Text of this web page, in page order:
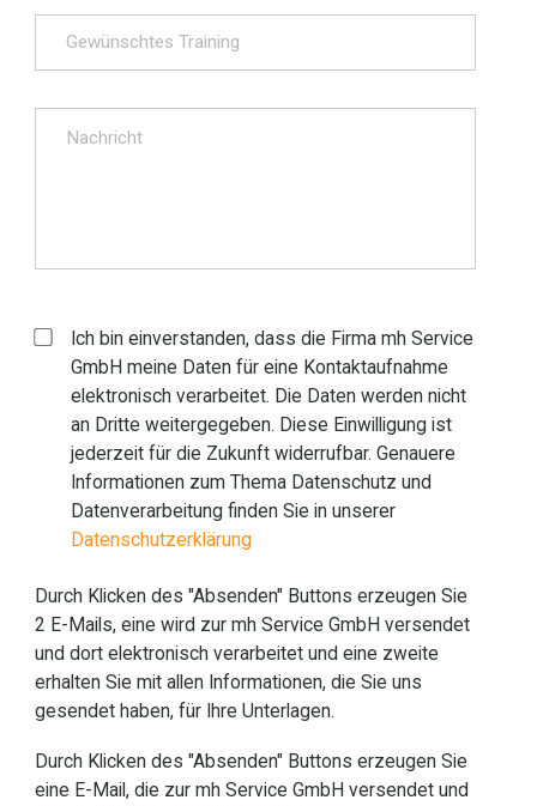
Ich bin einverstanden, dass die Firma mh Service
GmbH meine Daten für eine Kontaktaufnahme
elektronisch verarbeitet. Die Daten werden nicht
an Dritte weitergegeben. Diese Einwilligung ist
jederzeit für die Zukunft widerrufbar. Genauere
Informationen zum Thema Datenschutz und
Datenverarbeitung finden Sie in unserer
Datenschutzerklärung
Durch Klicken des "Absenden" Buttons erzeugen Sie
2 E-Mails, eine wird zur mh Service GmbH versendet
und dort elektronisch verarbeitet und eine zweite
erhalten Sie mit allen Informationen, die Sie uns
gesendet haben, für Ihre Unterlagen.
Durch Klicken des "Absenden" Buttons erzeugen Sie
eine E-Mail, die zur mh Service GmbH versendet und